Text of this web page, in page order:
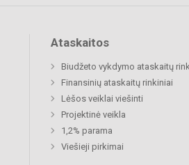
Ataskaitos
Biudžeto vykdymo ataskaitų
Finansinių ataskaitų rinkiniai
Lėšos veiklai viešinti
Projektinė veikla
1,2% parama
Viešieji pirkimai